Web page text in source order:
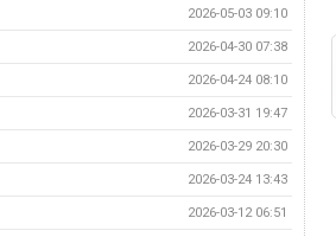
2026-05-03 09:10
2026-04-30 07:38
2026-04-24 08:10
2026-03-31 19:47
2026-03-29 20:30
2026-03-24 13:43
2026-03-12 06:51